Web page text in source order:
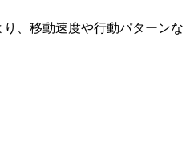
、移動速度や行動パターンな